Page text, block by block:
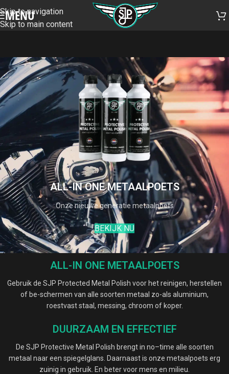
Skip to navigation
Skip to main content
MENU
ALL-IN ONE METAALPOETS
Onze nieuwe generatie metaalpoets
BEKIJK NU
ALL-IN ONE METAALPOETS
Gebruik de SJP Protected Metal Polish voor het reinigen, herstellen
of be-schermen van alle soorten metaal zo-als aluminium,
roestvast staal, messing, chroom of koper.
DUURZAAM EN EFFECTIEF
De SJP Protective Metal Polish brengt in no–time alle soorten
metaal naar een spiegelglans. Daarnaast is onze metaalpoets erg
zuinig in gebruik. En beter voor mens en milieu.